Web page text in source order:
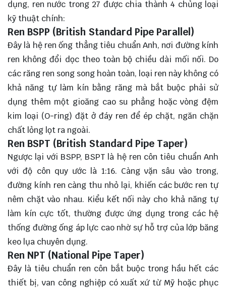
dụng, ren nước trong 27 được chia thành 4 chủng loại
kỹ thuật chính:
Ren BSPP (British Standard Pipe Parallel)
Đây là hệ ren ống thẳng tiêu chuẩn Anh, nơi đường kính
ren không đổi dọc theo toàn bộ chiều dài mối nối. Do
các răng ren song song hoàn toàn, loại ren này không có
khả năng tự làm kín bằng răng mà bắt buộc phải sử
dụng thêm một gioăng cao su phẳng hoặc vòng đệm
kim loại (O-ring) đặt ở đáy ren để ép chặt, ngăn chặn
chất lỏng lọt ra ngoài.
Ren BSPT (British Standard Pipe Taper)
Ngược lại với BSPP, BSPT là hệ ren côn tiêu chuẩn Anh
với độ côn quy ước là 1:16. Càng vặn sâu vào trong,
đường kính ren càng thu nhỏ lại, khiến các bước ren tự
nêm chặt vào nhau. Kiểu kết nối này cho khả năng tự
làm kín cực tốt, thường được ứng dụng trong các hệ
thống đường ống áp lực cao nhờ sự hỗ trợ của lớp băng
keo lụa chuyên dụng.
Ren NPT (National Pipe Taper)
Đây là tiêu chuẩn ren côn bắt buộc trong hầu hết các
thiết bị, van công nghiệp có xuất xứ từ Mỹ hoặc phục